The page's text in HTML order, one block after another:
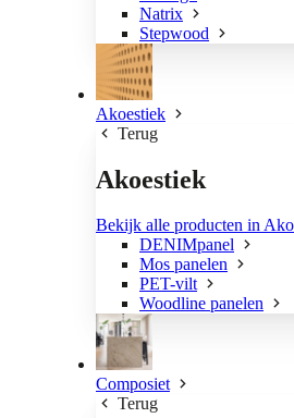
Natrix
Stepwood
Akoestiek
Terug
Akoestiek
Bekijk alle producten in
DENIMpanel
Mos panelen
PET-vilt
Woodline panelen
Composiet
Terug